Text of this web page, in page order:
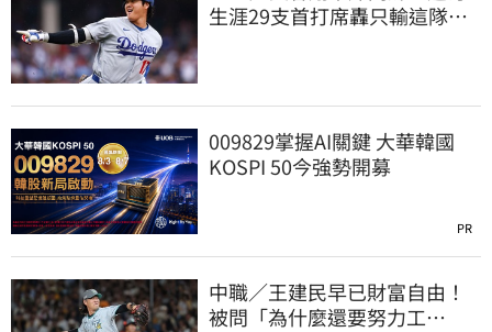
生涯29支首打席轟只輸這隊
009829掌握AI關鍵 大華韓國
KOSPI 50今強勢開募
PR
中職／王建民早已財富自由！
被問「為什麼還要努力工